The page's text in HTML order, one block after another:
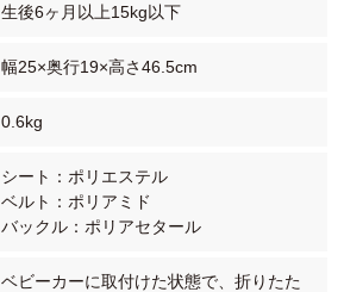
生後6ヶ月以上15kg以下
幅25×奥行19×高さ46.5cm
0.6kg
シート：ポリエステル
ベルト：ポリアミド
バックル：ポリアセタール
ベビーカーに取付けた状態で、折りたた